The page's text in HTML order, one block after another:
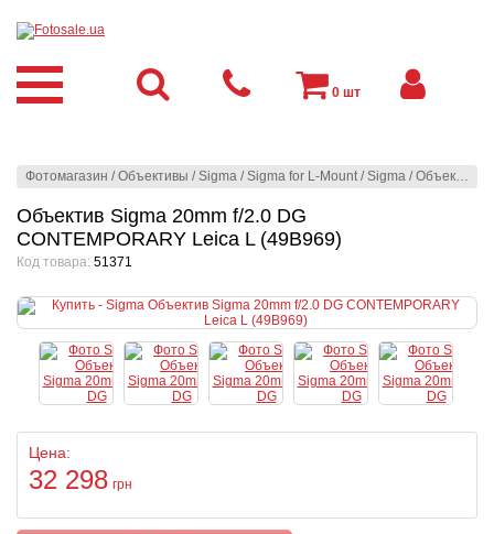
Фотомагазин /Объективы /Sigma /Sigma for L-Mount /Sigma /Объектив Sigma 20mm f/2.0 DG CONTEMPORARY Leica L (49B969)
Объектив Sigma 20mm f/2.0 DG
CONTEMPORARY Leica L (49B969)
Код товара: 51371
Цена:
32 298 грн
0 шт